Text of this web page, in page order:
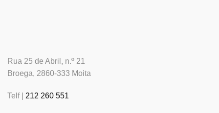
Rua 25 de Abril, n.º 21
Broega, 2860-333 Moita
Telf | 212 260 551